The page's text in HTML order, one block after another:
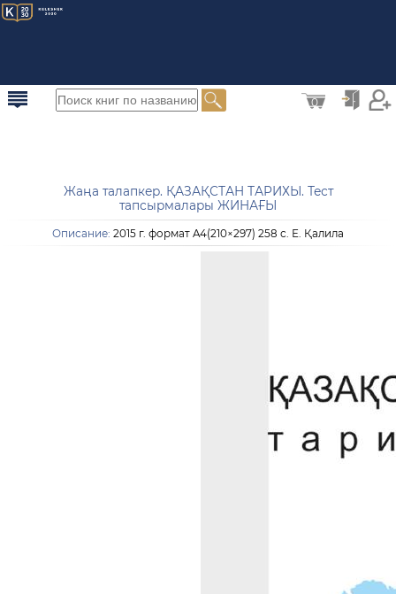
0
Жаңа талапкер. ҚАЗАҚСТАН ТАРИХЫ. Тест
тапсырмалары ЖИНАҒЫ
Описание: 2015 г. формат A4(210×297) 258 с. Е. Қалила